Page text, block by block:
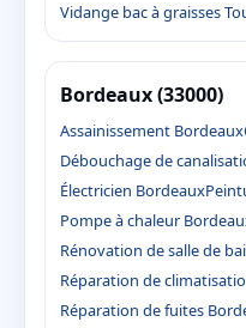
Vidange bac à graisses
Bordeaux (33000)
Assainissement Bordeaux
Débouchage de
Électricien Bordeaux
Pompe à chaleur
Rénovation de salle de
Réparation de
Réparation de fuites